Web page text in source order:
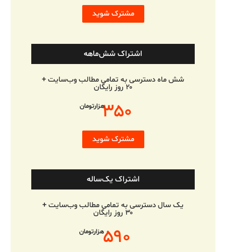
مشترک شوید
اشتراک شش‌ماهه
شش ماه دسترسی به تمامی مطالب وب‌سایت +
۲۰ روز رایگان
۳۵۰هزارتومان
مشترک شوید
اشتراک یک‌ساله
یک سال دسترسی به تمامی مطالب وب‌سایت +
۳۰ روز رایگان
۵۹۰هزارتومان